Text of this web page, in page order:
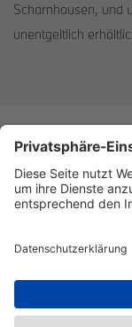
Scharnhausen, und
unentgeltlich